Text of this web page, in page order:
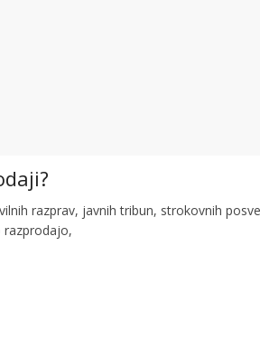
razprav, javnih tribun, strokovnih
razprodajo,